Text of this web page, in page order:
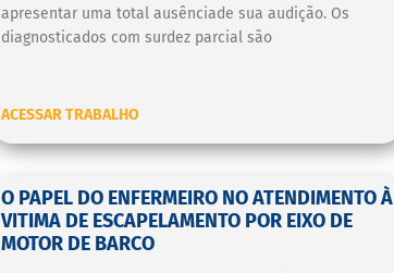
apresentar uma total ausênciade sua audição. Os
diagnosticados com surdez parcial são
ACESSAR TRABALHO
O PAPEL DO ENFERMEIRO NO ATENDIMENTO À
VITIMA DE ESCAPELAMENTO POR EIXO DE
MOTOR DE BARCO